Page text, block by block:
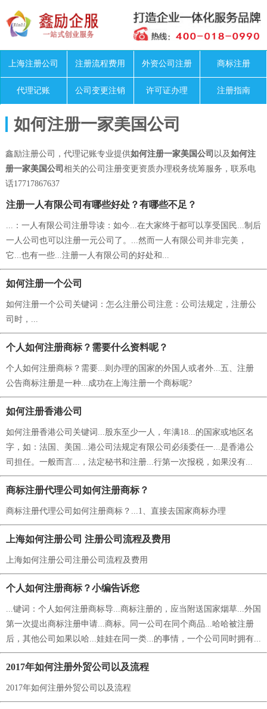
上海注册公司 注册流程费用 外资公司注册 商标注册
代理记账 公司变更注销 许可证办理 注册指南
如何注册一家美国公司
鑫励注册公司，代理记账专业提供如何注册一家美国公司 以及如何注
册一家美国公司 相关的公司注册变更资质办理税务统筹服务，联系电
话17717867637
注册一人有限公司有哪些好处？有哪些不足？
...：一人有限公司注册导读：如今...在大家终于都可以享受国民...制后
一人公司也可以注册一元公司了。...然而一人有限公司并非完美，
它...也有一些...注册一人有限公司的好处和...
如何注册一个公司
如何注册一个公司关键词：怎么注册公司注意：公司法规定，注册公
司时，...
个人如何注册商标？需要什么资料呢？
个人如何注册商标？需要...则办理的国家的外国人或者外...五、注册
公告商标注册是一种...成功在上海注册一个商标呢?
如何注册香港公司
如何注册香港公司关键词...股东至少一人，年满18...的国家或地区名
字，如：法国、美国...港公司法规定有限公司必须委任一...是香港公
司担任。一般而言...，法定秘书和注册...行第一次报税，如果没有...
商标注册代理公司如何注册商标？
商标注册代理公司如何注册商标？...1、直接去国家商标办理
上海如何注册公司 注册公司流程及费用
上海如何注册公司注册公司流程及费用
个人如何注册商标？小编告诉您
...键词：个人如何注册商标导...商标注册的，应当附送国家烟草...外国
第一次提出商标注册申请...商标。同一公司在同个商品...哈哈被注册
后，其他公司如果以哈...娃娃在同一类...的事情，一个公司同时拥有...
2017年如何注册外贸公司以及流程
2017年如何注册外贸公司以及流程